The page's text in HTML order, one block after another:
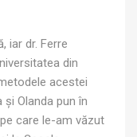
iar dr. Ferre
din
acestei
Olanda pun în
care le-am văzut